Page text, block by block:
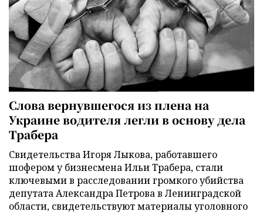
Слова вернувшегося из плена на
Украине водителя легли в основу дела
Трабера
Свидетельства Игоря Лыкова, работавшего
шофером у бизнесмена Ильи Трабера, стали
ключевыми в расследовании громкого убийства
депутата Александра Петрова в Ленинградской
области, свидетельствуют материалы уголовного